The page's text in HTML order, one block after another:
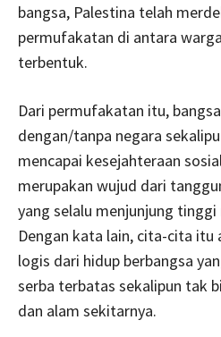
bangsa, Palestina telah
permufakatan di antara
terbentuk.
Dari permufakatan itu,
dengan/tanpa negara
mencapai kesejahteraan
merupakan wujud dari
yang selalu menjunjung
Dengan kata lain, cita-cita itu
logis dari hidup berbangsa
serba terbatas sekalipun tak
dan alam sekitarnya.